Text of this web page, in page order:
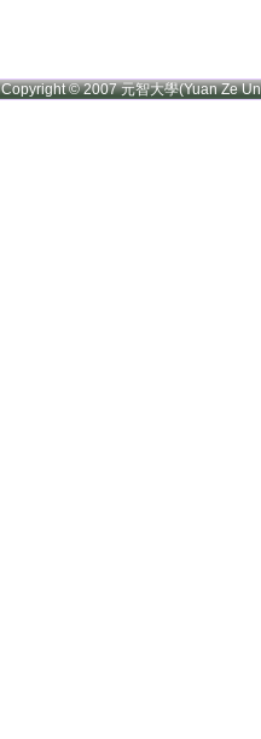
Copyright © 2007 元智大學(Yuan Ze